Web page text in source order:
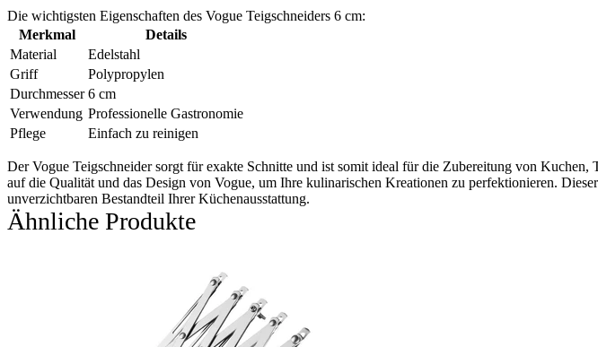
Die wichtigsten Eigenschaften des Vogue Teigschneiders 6 cm:
Merkmal
Details
Material
Edelstahl
Griff
Polypropylen
Durchmesser 6 cm
Verwendung Professionelle Gastronomie
Pflege
Einfach zu reinigen
Der Vogue Teigschneider sorgt für exakte Schnitte und ist somit ideal für die Zubereitung von Kuchen,
auf die Qualität und das Design von Vogue, um Ihre kulinarischen Kreationen zu perfektionieren.
unverzichtbaren Bestandteil Ihrer Küchenausstattung.
Ähnliche Produkte